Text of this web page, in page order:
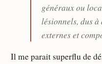
généraux ou
lésionnels, dus à
externes et
Il me parait superflu de